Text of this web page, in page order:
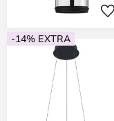
-14% EXTRA